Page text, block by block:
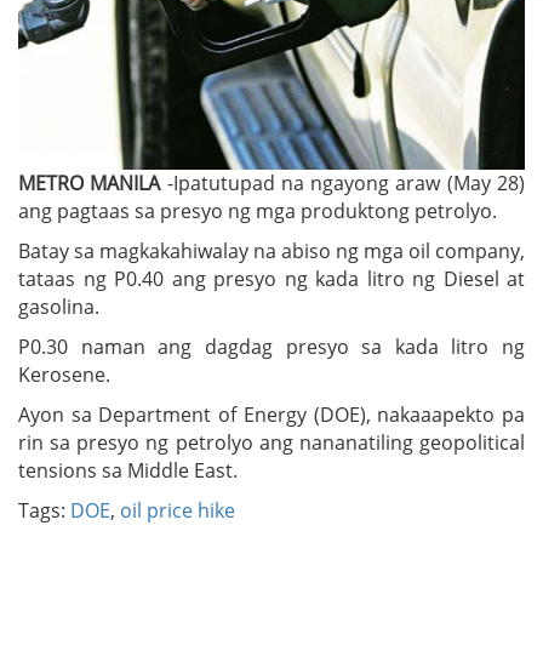
METRO MANILA-Ipatutupad na ngayong araw (May 28)
ang pagtaas sa presyo ng mga produktong petrolyo.
Batay sa magkakahiwalay na abiso ng mga oil company,
tataas ng P0.40 ang presyo ng kada litro ng Diesel at
gasolina.
P0.30 naman ang dagdag presyo sa kada litro ng
Kerosene.
Ayon sa Department of Energy (DOE), nakaaapekto pa
rin sa presyo ng petrolyo ang nananatiling geopolitical
tensions sa Middle East.
Tags: DOE, oil price hike